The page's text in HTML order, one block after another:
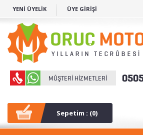
YENİ ÜYELİK ÜYE GİRİŞİ
Sepetim : (0)